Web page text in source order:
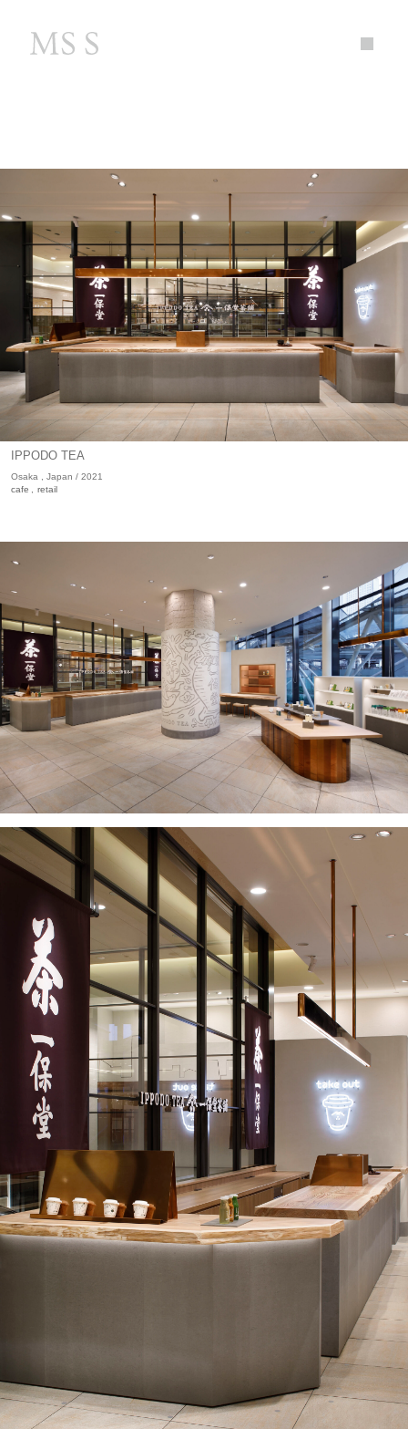
IPPODO TEA
Osaka , Japan / 2021
cafe
retail